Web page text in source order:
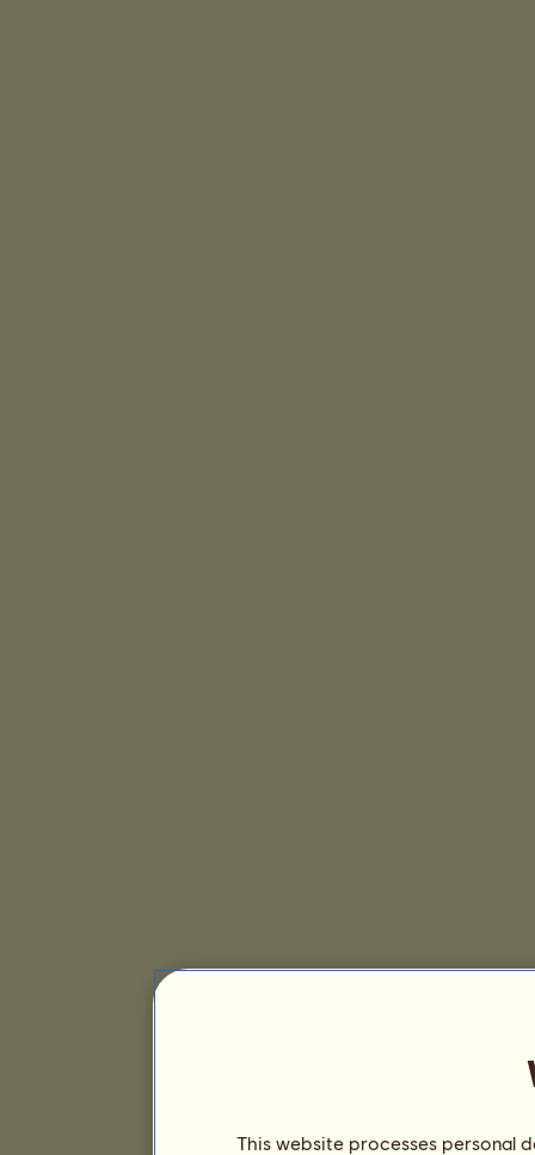
This website processes personal